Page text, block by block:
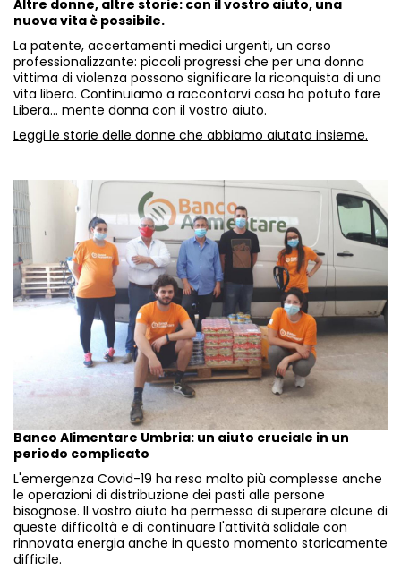
Altre donne, altre storie: con il vostro aiuto, una
nuova vita è possibile.
La patente, accertamenti medici urgenti, un corso
professionalizzante: piccoli progressi che per una donna
vittima di violenza possono significare la riconquista di una
vita libera. Continuiamo a raccontarvi cosa ha potuto fare
Libera... mente donna con il vostro aiuto.
Leggi le storie delle donne che abbiamo aiutato insieme.
Banco Alimentare Umbria: un aiuto cruciale in un
periodo complicato
L'emergenza Covid-19 ha reso molto più complesse anche
le operazioni di distribuzione dei pasti alle persone
bisognose. Il vostro aiuto ha permesso di superare alcune di
queste difficoltà e di continuare l'attività solidale con
rinnovata energia anche in questo momento storicamente
difficile.